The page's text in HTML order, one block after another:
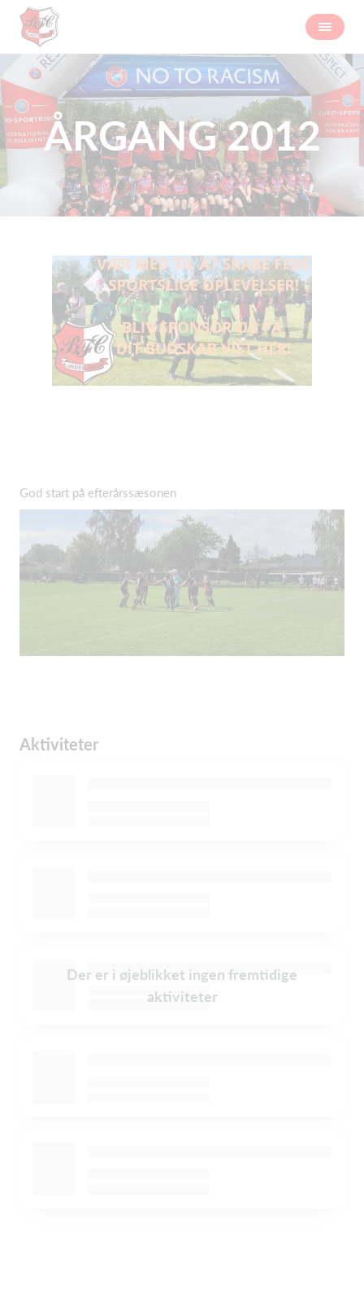
ÅRGANG 2012
God start på efterårssæsonen
Aktiviteter
Der er i øjeblikket ingen fremtidige
aktiviteter